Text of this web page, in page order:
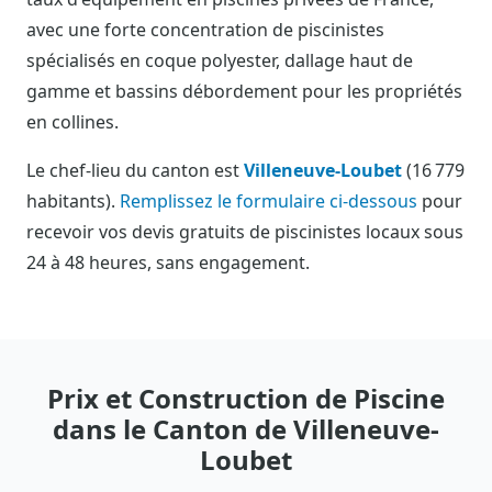
avec une forte concentration de piscinistes
spécialisés en coque polyester, dallage haut de
gamme et bassins débordement pour les propriétés
en collines.
Le chef-lieu du canton estVilleneuve-Loubet(16 779
habitants). Remplissez le formulaire ci-dessous pour
recevoir vos devis gratuits de piscinistes locaux sous
24 à 48 heures, sans engagement.
Prix et Construction de Piscine
dans le Canton de Villeneuve-
Loubet